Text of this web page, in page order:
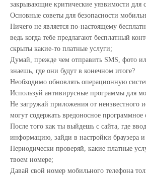
закрывающие критические уязвимости для
Основные советы для безопасности
Ничего не является по-настоящему
ведь когда тебе предлагают бесплатный
скрыты какие-то платные услуги;
Думай, прежде чем отправить SMS, фото
знаешь, где они будут в конечном итоге?
Необходимо обновлять операционную
Используй антивирусные программы для
Не загружай приложения от неизвестного
могут содержать вредоносное программное
После того как ты выйдешь с сайта, где
информацию, зайди в настройки браузера и
Периодически проверяй, какие платные
твоем номере;
Давай свой номер мобильного телефона